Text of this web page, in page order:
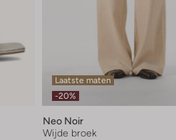
Laatste maten
-20%
Neo Noir
Wijde broek